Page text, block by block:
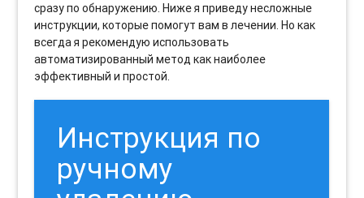
сразу по обнаружению. Ниже я приведу несложные
инструкции, которые помогут вам в лечении. Но как
всегда я рекомендую использовать
автоматизированный метод как наиболее
эффективный и простой.
Инструкция по
ручному